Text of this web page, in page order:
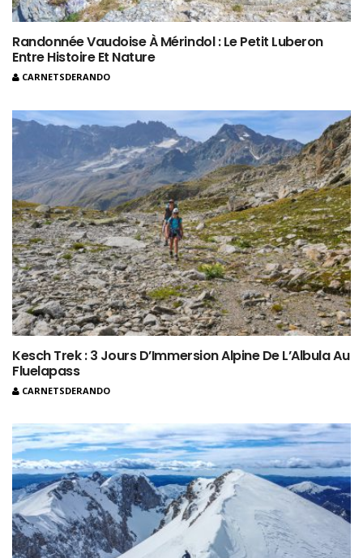
Randonnée Vaudoise À Mérindol : Le Petit Luberon
Entre Histoire Et Nature
CARNETSDERANDO
Kesch Trek : 3 Jours D’Immersion Alpine De L’Albula Au
Fluelapass
CARNETSDERANDO